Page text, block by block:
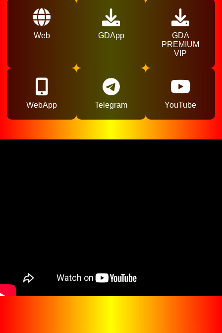
Web GDApp
GDA
PREMIUM
VIP
WebApp Telegram YouTube